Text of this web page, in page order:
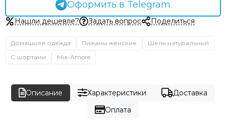
Оформить в Telegram
Нашли дешевле? Задать вопрос Поделиться
Домашняя одежда Пижамы женские
Шелк натуральный
С шортами
Mia-Amore
Описание Характеристики
Доставка
Оплата